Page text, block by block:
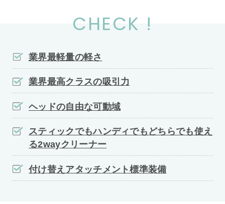
CHECK !
業界最軽量の軽さ
業界最高クラスの吸引力
ヘッドの自由な可動域
スティックでもハンディでもどちらでも使え
る2wayクリーナー
付け替えアタッチメント標準装備